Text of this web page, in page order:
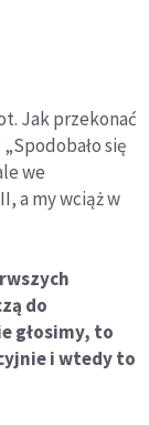
Jak przekonać
się
we
a my wciąż w
do
głosimy, to
i wtedy to